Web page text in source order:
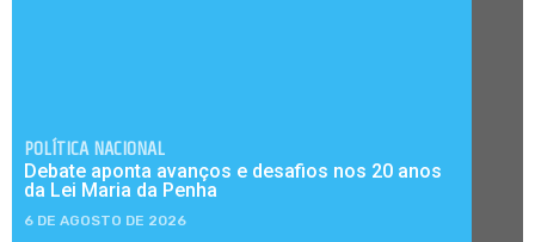
POLÍTICA NACIONAL
Debate aponta avanços e desafios nos 20 anos
da Lei Maria da Penha
6 DE AGOSTO DE 2026